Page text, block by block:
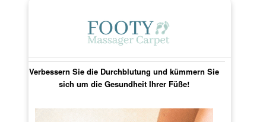
Verbessern Sie die Durchblutung und kümmern Sie
sich um die Gesundheit Ihrer Füße!